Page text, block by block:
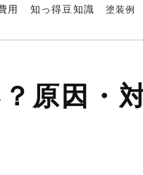
用 知っ得豆知識 塗装例
原因・